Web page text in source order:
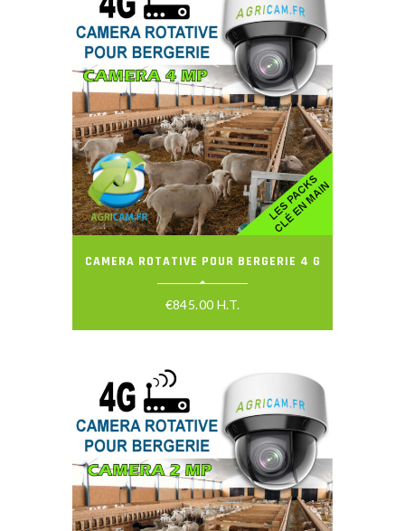
CAMERA ROTATIVE POUR BERGERIE 4 G
€845.00 H.T.